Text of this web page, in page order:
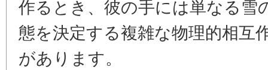
作るとき、彼の手には単なる雪
態を決定する複雑な物理的相互
があります。